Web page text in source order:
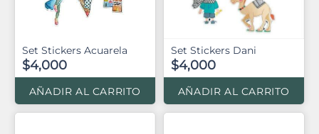
Set Stickers Acuarela
$4,000
AÑADIR AL CARRITO
Set Stickers Dani
$4,000
AÑADIR AL CARRITO